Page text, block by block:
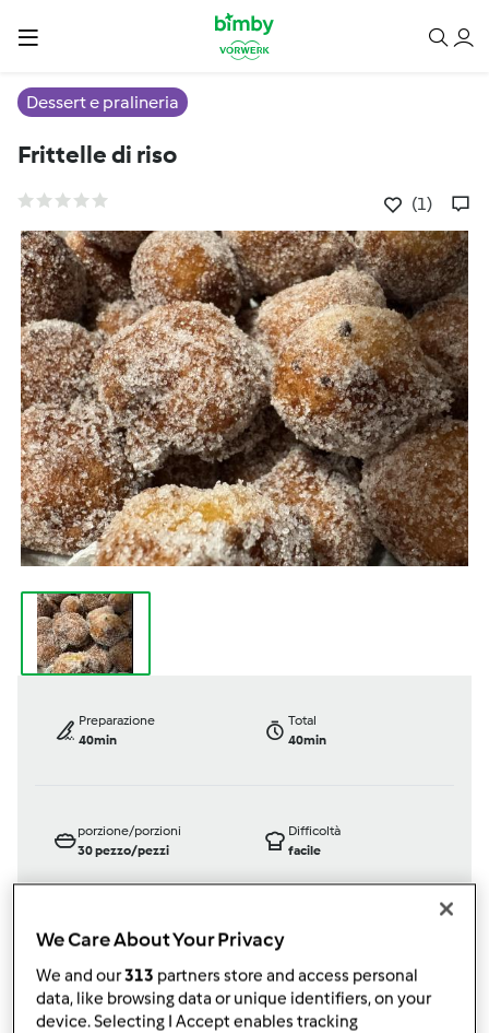
Dessert e pralineria
Frittelle di riso
(1)
Preparazione
40min
Total
40min
porzione/porzioni
30pezzo/pezzi
Difficoltà
facile
daFabiola.delbono
published: 10-02-2025
We Care About Your Privacy
We and our313 partners store and access personal
data, like browsing data or unique identifiers, on your
device. Selecting I Accept enables tracking